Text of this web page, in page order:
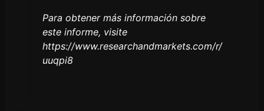
Para obtener más información sobre
este informe, visite
https://www.researchandmarkets.com/r/
uuqpi8